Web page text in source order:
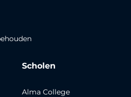
Scholen
Alma College